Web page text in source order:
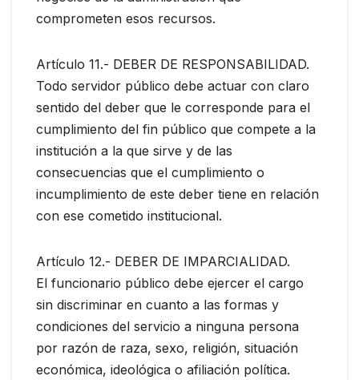
comprometen esos recursos.
Artículo 11.- DEBER DE RESPONSABILIDAD.
Todo servidor público debe actuar con claro
sentido del deber que le corresponde para el
cumplimiento del fin público que compete a la
institución a la que sirve y de las
consecuencias que el cumplimiento o
incumplimiento de este deber tiene en relación
con ese cometido institucional.
Artículo 12.- DEBER DE IMPARCIALIDAD.
El funcionario público debe ejercer el cargo
sin discriminar en cuanto a las formas y
condiciones del servicio a ninguna persona
por razón de raza, sexo, religión, situación
económica, ideológica o afiliación política.